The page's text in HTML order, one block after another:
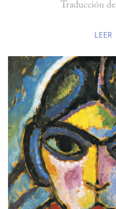
Traducción de
LEER